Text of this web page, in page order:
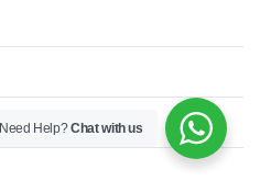
Need Help?Chat with us